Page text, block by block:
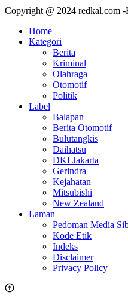
Copyright @ 2024 redkal.com
Home
Kategori
Berita
Kriminal
Olahraga
Otomotif
Politik
Label
Balapan
Berita Otomotif
Bulutangkis
Daihatsu
DKI Jakarta
Gerindra
Kejahatan
Mitsubishi
New Zealand
Laman
Pedoman Media
Kode Etik
Indeks
Disclaimer
Privacy Policy